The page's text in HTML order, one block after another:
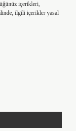
içerikleri,
ilgili içerikler yasal